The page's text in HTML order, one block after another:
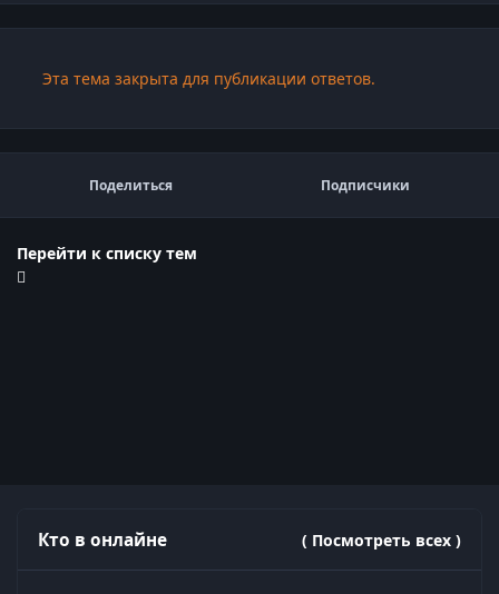
Эта тема закрыта для публикации ответов.
Поделиться Подписчики
Перейти к списку тем
Кто в онлайне ( Посмотреть всех )